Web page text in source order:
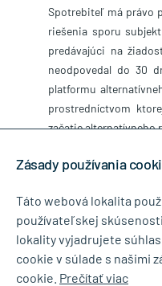
Spotrebiteľ má právo
riešenia sporu
predávajúci na
neodpovedal do 30
platformu
prostredníctvom
začatie alternatívneho
od 01.04.2024 a
predchádzajúceho
na kúpne zmluvy
na to, že ešte nedošlo
Zásady používania
Táto webová lokalita
používateľskej
lokality vyjadrujete
cookie v súlade s našimi
cookie. Prečítať viac